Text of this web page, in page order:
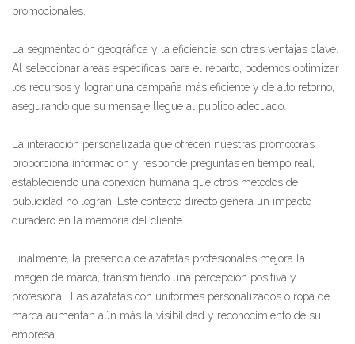
promocionales.
La segmentación geográfica y la eficiencia son otras ventajas clave.
Al seleccionar áreas específicas para el reparto, podemos optimizar
los recursos y lograr una campaña más eficiente y de alto retorno,
asegurando que su mensaje llegue al público adecuado.
La interacción personalizada que ofrecen nuestras promotoras
proporciona información y responde preguntas en tiempo real,
estableciendo una conexión humana que otros métodos de
publicidad no logran. Este contacto directo genera un impacto
duradero en la memoria del cliente.
Finalmente, la presencia de azafatas profesionales mejora la
imagen de marca, transmitiendo una percepción positiva y
profesional. Las azafatas con uniformes personalizados o ropa de
marca aumentan aún más la visibilidad y reconocimiento de su
empresa.